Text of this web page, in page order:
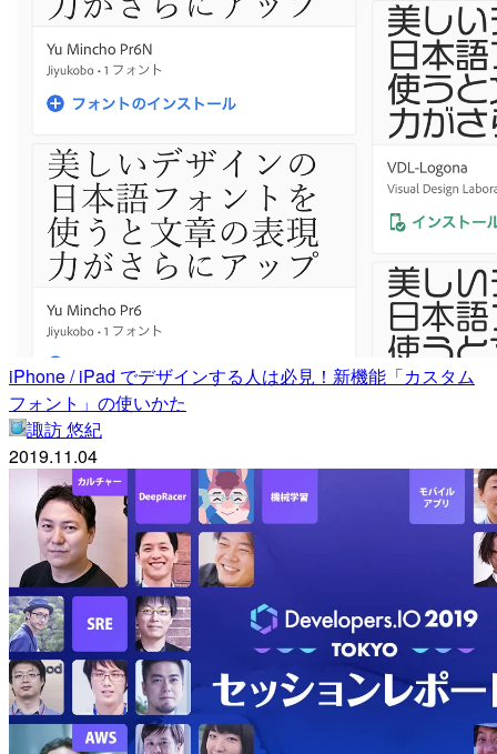
iPhone / iPad でデザインする人は必見！新機能「カスタム
フォント」の使いかた
諏訪 悠紀
2019.11.04